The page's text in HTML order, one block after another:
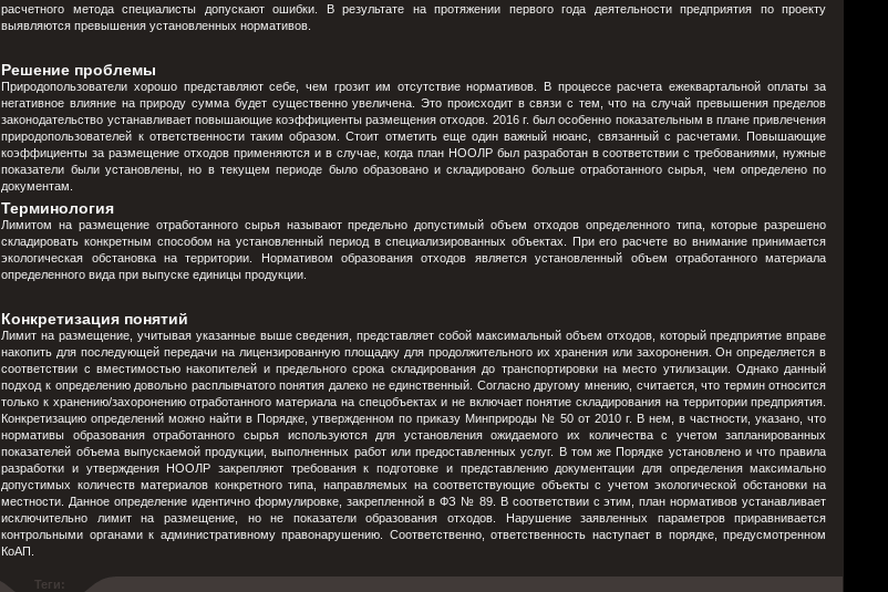
расчетного метода специалисты допускают ошибки. В результате на протяжении первого года деятельности предприятия по проекту
выявляются превышения установленных нормативов.
Решение проблемы
Природопользователи хорошо представляют себе, чем грозит им отсутствие нормативов. В процессе расчета ежеквартальной оплаты за
негативное влияние на природу сумма будет существенно увеличена. Это происходит в связи с тем, что на случай превышения пределов
законодательство устанавливает повышающие коэффициенты размещения отходов. 2016 г. был особенно показательным в плане привлечения
природопользователей к ответственности таким образом. Стоит отметить еще один важный нюанс, связанный с расчетами. Повышающие
коэффициенты за размещение отходов применяются и в случае, когда план НООЛР был разработан в соответствии с требованиями, нужные
показатели были установлены, но в текущем периоде было образовано и складировано больше отработанного сырья, чем определено по
документам.
Терминология
Лимитом на размещение отработанного сырья называют предельно допустимый объем отходов определенного типа, которые разрешено
складировать конкретным способом на установленный период в специализированных объектах. При его расчете во внимание принимается
экологическая обстановка на территории. Нормативом образования отходов является установленный объем отработанного материала
определенного вида при выпуске единицы продукции.
Конкретизация понятий
Лимит на размещение, учитывая указанные выше сведения, представляет собой максимальный объем отходов, который предприятие вправе
накопить для последующей передачи на лицензированную площадку для продолжительного их хранения или захоронения. Он определяется в
соответствии с вместимостью накопителей и предельного срока складирования до транспортировки на место утилизации. Однако данный
подход к определению довольно расплывчатого понятия далеко не единственный. Согласно другому мнению, считается, что термин относится
только к хранению/захоронению отработанного материала на спецобъектах и не включает понятие складирования на территории предприятия.
Конкретизацию определений можно найти в Порядке, утвержденном по приказу Минприроды № 50 от 2010 г. В нем, в частности, указано, что
нормативы образования отработанного сырья используются для установления ожидаемого их количества с учетом запланированных
показателей объема выпускаемой продукции, выполненных работ или предоставленных услуг. В том же Порядке установлено и что правила
разработки и утверждения НООЛР закрепляют требования к подготовке и представлению документации для определения максимально
допустимых количеств материалов конкретного типа, направляемых на соответствующие объекты с учетом экологической обстановки на
местности. Данное определение идентично формулировке, закрепленной в ФЗ № 89. В соответствии с этим, план нормативов устанавливает
исключительно лимит на размещение, но не показатели образования отходов. Нарушение заявленных параметров приравнивается
контрольными органами к административному правонарушению. Соответственно, ответственность наступает в порядке, предусмотренном
КоАП.
Теги: